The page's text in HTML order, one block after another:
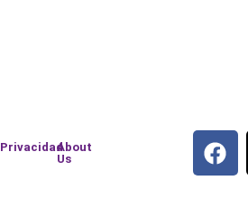
PrivacidadAbout
Us